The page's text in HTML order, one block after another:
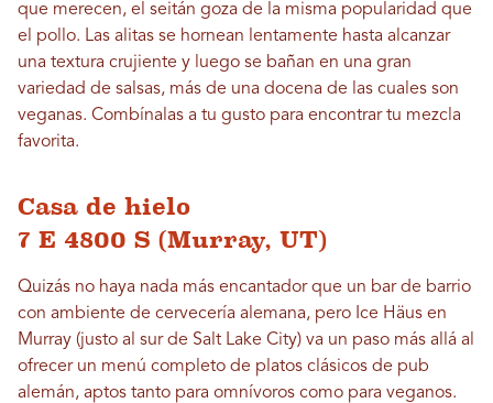
que merecen, el seitán goza de la misma popularidad que
el pollo. Las alitas se hornean lentamente hasta alcanzar
una textura crujiente y luego se bañan en una gran
variedad de salsas, más de una docena de las cuales son
veganas. Combínalas a tu gusto para encontrar tu mezcla
favorita.
Casa de hielo
7 E 4800 S (Murray, UT)
Quizás no haya nada más encantador que un bar de barrio
con ambiente de cervecería alemana, pero Ice Häus en
Murray (justo al sur de Salt Lake City) va un paso más allá al
ofrecer un menú completo de platos clásicos de pub
alemán, aptos tanto para omnívoros como para veganos.